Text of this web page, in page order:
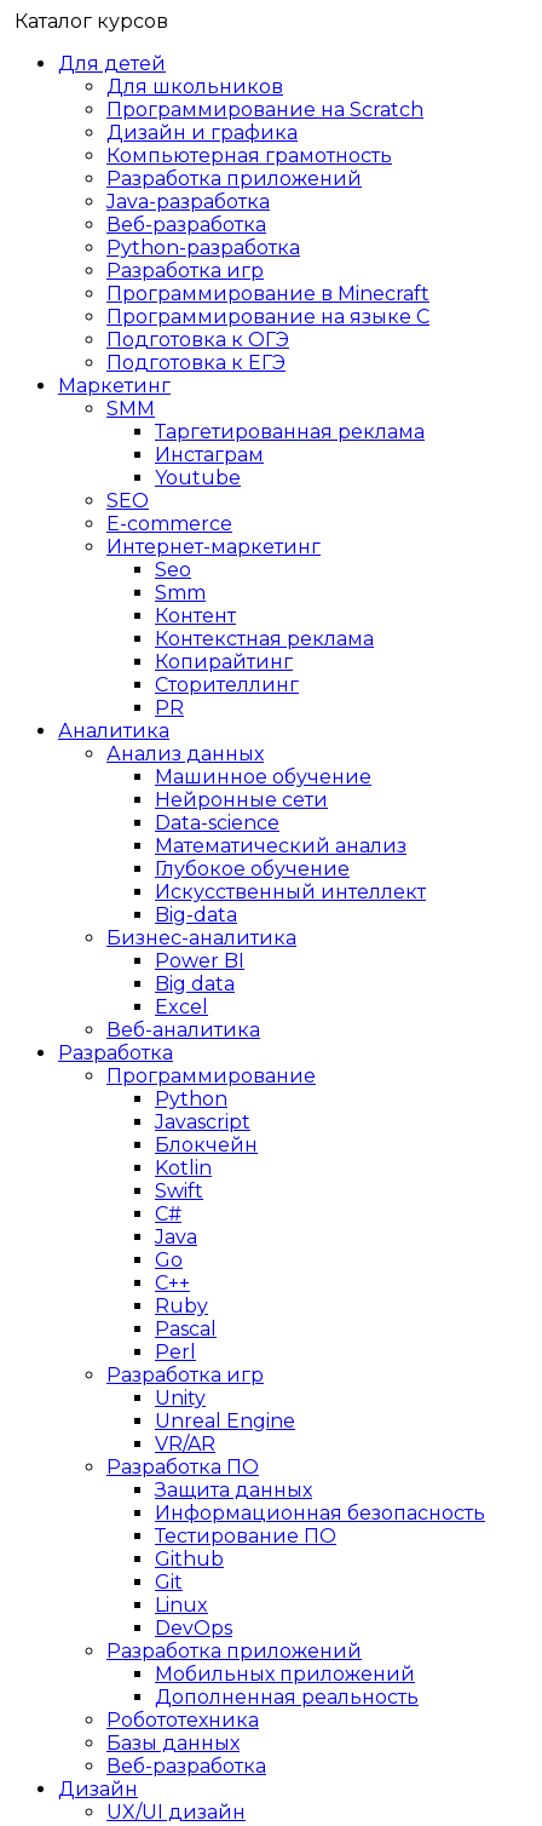
Каталог курсов
Для детей
Для школьников
Программирование на Scratch
Дизайн и графика
Компьютерная грамотность
Разработка приложений
Java-разработка
Веб-разработка
Python-разработка
Разработка игр
Программирование в Minecraft
Программирование на языке C
Подготовка к ОГЭ
Подготовка к ЕГЭ
Маркетинг
SMM
Таргетированная реклама
Инстаграм
Youtube
SEO
E-сommerce
Интернет-маркетинг
Seo
Smm
Контент
Контекстная реклама
Копирайтинг
Сторителлинг
PR
Аналитика
Анализ данных
Машинное обучение
Нейронные сети
Data-science
Математический анализ
Глубокое обучение
Искусственный интеллект
Big-data
Бизнес-аналитика
Power BI
Big data
Excel
Веб-аналитика
Разработка
Программирование
Python
Javascript
Блокчейн
Kotlin
Swift
C#
Java
Go
C++
Ruby
Pascal
Perl
Разработка игр
Unity
Unreal Engine
VR/AR
Разработка ПО
Защита данных
Информационная безопасность
Тестирование ПО
Github
Git
Linux
DevOps
Разработка приложений
Мобильных приложений
Дополненная реальность
Робототехника
Базы данных
Веб-разработка
Дизайн
UX/UI дизайн